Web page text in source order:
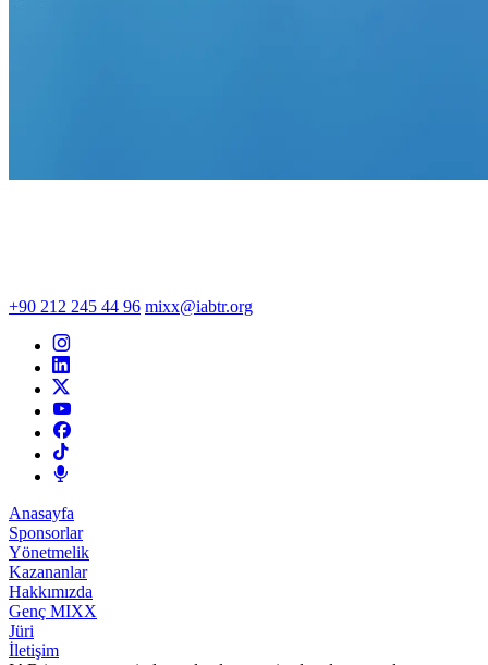
+90 212 245 44 96 mixx@iabtr.org
Anasayfa
Sponsorlar
Yönetmelik
Kazananlar
Hakkımızda
Genç MIXX
Jüri
İletişim